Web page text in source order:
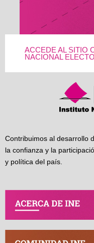
ACCEDE AL SITIO
NACIONAL
Contribuimos al desarrollo
la confianza y la
y política del país.